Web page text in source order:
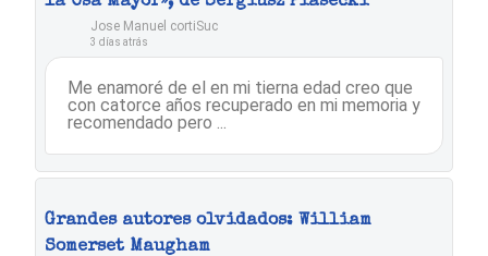
Jose Manuel cortiSuc
3 días atrás
Me enamoré de el en mi tierna edad creo que
con catorce años recuperado en mi memoria y
recomendado pero ...
Grandes autores olvidados: William
Somerset Maugham